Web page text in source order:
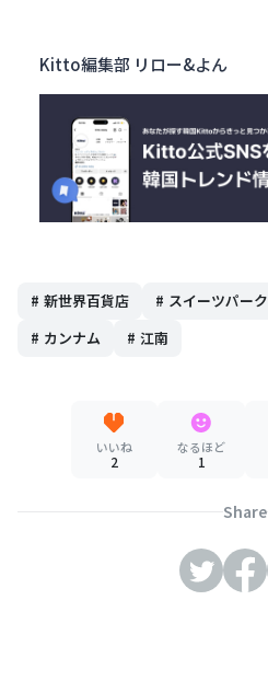
Kitto編集部 リロー&よん
# 新世界百貨店 # スイーツパーク
# カンナム # 江南
いいね
2
なるほど
1
Share